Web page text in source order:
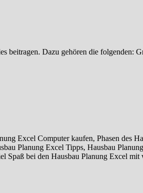
beitragen. Dazu gehören die folgenden:
Excel Computer kaufen, Phasen des
Planung Excel Tipps, Hausbau
Spaß bei den Hausbau Planung Excel